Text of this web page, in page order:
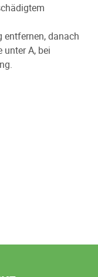
danach
A, bei